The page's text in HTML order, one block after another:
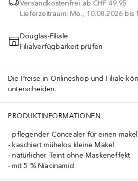
Versandkostenfrei ab CHF 49.95
Lieferzeitraum: Mo., 10.08.2026 bis
IN DEN
Douglas-Filiale
Filialverfügbarkeit prüfen
Die Preise in Onlineshop und Filiale
unterscheiden.
PRODUKTINFORMATIONEN
pflegender Concealer für einen
kaschiert mühelos kleine Makel
natürlicher Teint ohne Maskeneffekt
mit 5 % Niacinamid